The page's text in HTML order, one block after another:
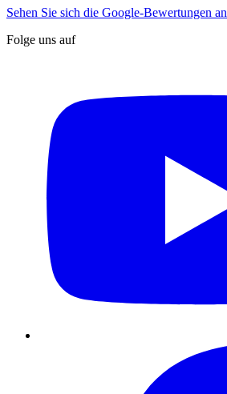
Sehen Sie sich die Google-Bewertungen an
Folge uns auf